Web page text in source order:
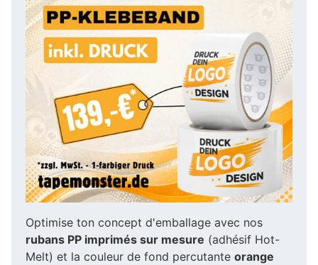
Optimise ton concept d'emballage avec nos
rubans PP imprimés sur mesure (adhésif Hot-
Melt) et la couleur de fond percutante orange